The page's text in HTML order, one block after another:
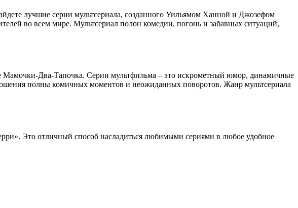
лучшие серии мультсериала, созданного Уильямом Ханной и Джозефом
во всем мире. Мультсериал полон комедии, погонь и забавных ситуаций,
Два-Тапочка. Серии мультфильма – это искрометный юмор, динамичные
полны комичных моментов и неожиданных поворотов. Жанр мультсериала
Это отличный способ насладиться любимыми сериями в любое удобное